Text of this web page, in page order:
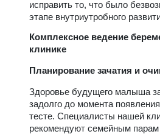
исправить то, что было
этапе внутриутробного
Комплексное ведение
клинике
Планирование зачатия и
Здоровье будущего малыша
задолго до момента
тесте. Специалисты нашей
рекомендуют семейным парам